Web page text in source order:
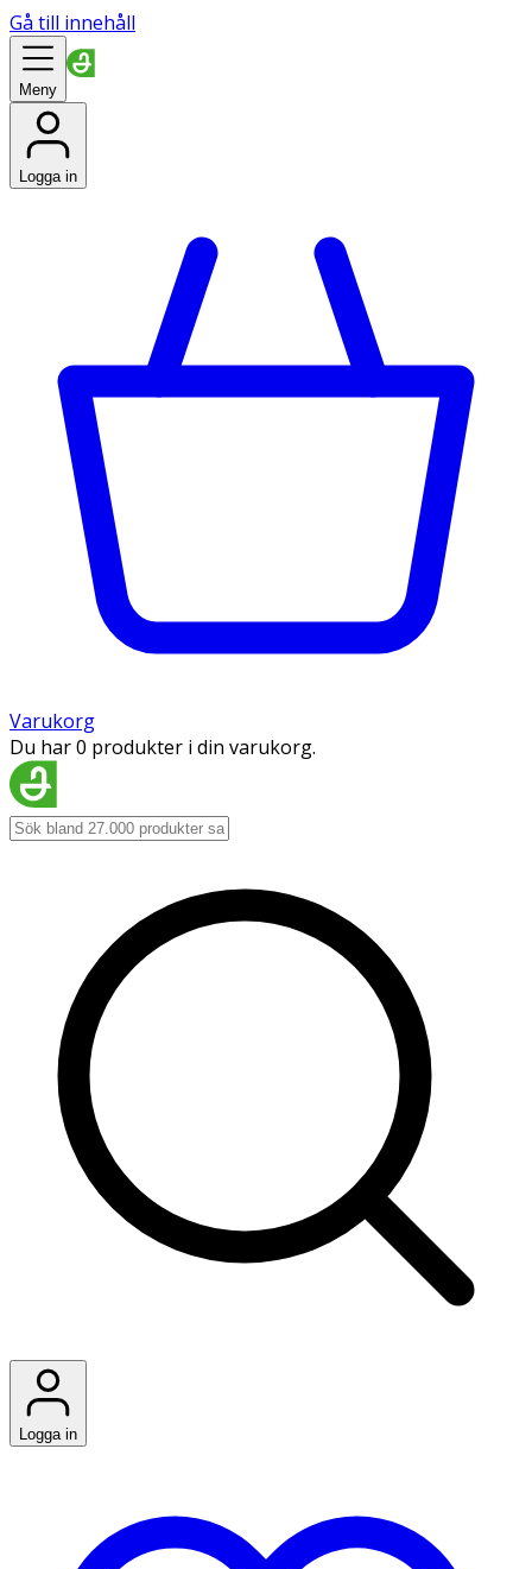
Gå till innehåll
Meny
Logga in
Varukorg
Du har 0 produkter i din varukorg.
Logga in